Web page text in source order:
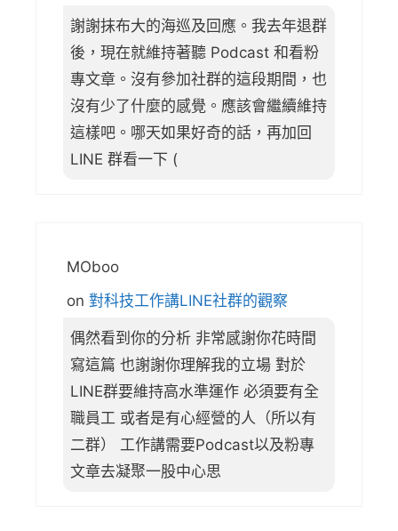
謝謝抹布大的海巡及回應。我去年退群
後，現在就維持著聽 Podcast 和看粉
專文章。沒有參加社群的這段期間，也
沒有少了什麼的感覺。應該會繼續維持
這樣吧。哪天如果好奇的話，再加回
LINE 群看一下 (
MOboo
on 對科技工作講LINE社群的觀察
偶然看到你的分析 非常感謝你花時間
寫這篇 也謝謝你理解我的立場 對於
LINE群要維持高水準運作 必須要有全
職員工 或者是有心經營的人（所以有
二群） 工作講需要Podcast以及粉專
文章去凝聚一股中心思